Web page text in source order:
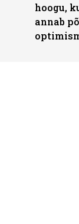
hoogu,
annab